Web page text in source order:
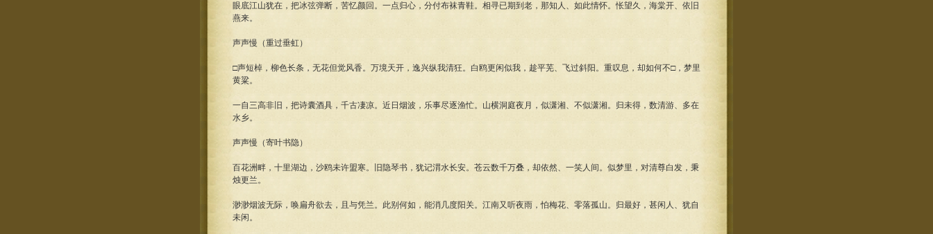
眼底江山犹在，把冰弦弹断，苦忆颜回。一点归心，分付布袜青鞋。相寻已期到老，那知人、如此情怀。怅望久，海棠开、依旧
燕来。
声声慢（重过垂虹）
□声短棹，柳色长条，无花但觉风香。万境天开，逸兴纵我清狂。白鸥更闲似我，趁平芜、飞过斜阳。重叹息，却如何不□，梦里
黄粱。
一自三高非旧，把诗囊酒具，千古凄凉。近日烟波，乐事尽逐渔忙。山横洞庭夜月，似潇湘、不似潇湘。归未得，数清游、多在
水乡。
声声慢（寄叶书隐）
百花洲畔，十里湖边，沙鸥未许盟寒。旧隐琴书，犹记渭水长安。苍云数千万叠，却依然、一笑人间。似梦里，对清尊白发，秉
烛更兰。
渺渺烟波无际，唤扁舟欲去，且与凭兰。此别何如，能消几度阳关。江南又听夜雨，怕梅花、零落孤山。归最好，甚闲人、犹自
未闲。